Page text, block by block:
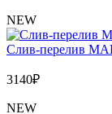
NEW
Слив-перелив
3140₽
NEW